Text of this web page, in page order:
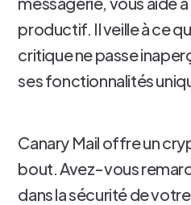
productif. Il veille à ce
critique ne passe
ses fonctionnalités
Canary Mail offre un
bout. Avez-vous
dans la sécurité de